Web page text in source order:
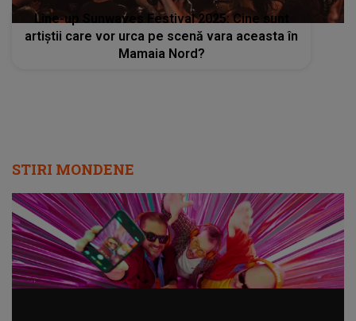
Line-up Sunwaves Festival 2025: Cine sunt
artiștii care vor urca pe scenă vara aceasta în
Mamaia Nord?
STIRI MONDENE